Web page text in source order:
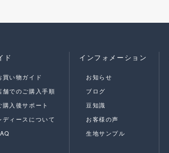
ド
買い物ガイド
舗でのご購入手順
購入後サポート
ディースについて
インフォメーション
お知らせ
ブログ
豆知識
お客様の声
生地サンプル